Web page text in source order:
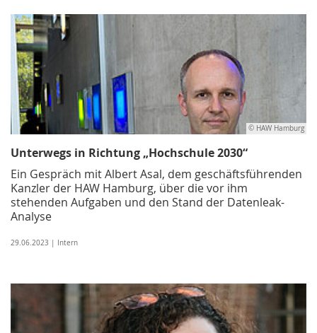
© HAW Hamburg
Unterwegs in Richtung „Hochschule 2030“
Ein Gespräch mit Albert Asal, dem geschäftsführenden
Kanzler der HAW Hamburg, über die vor ihm
stehenden Aufgaben und den Stand der Datenleak-
Analyse
29.06.2023 | Intern